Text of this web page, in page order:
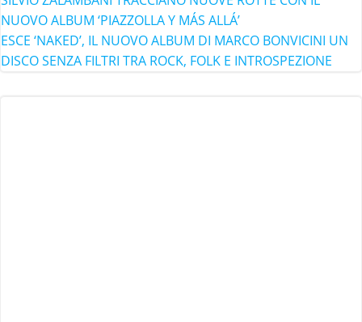
NUOVO ALBUM ‘PIAZZOLLA Y MÁS ALLÁ’
ESCE ‘NAKED’, IL NUOVO ALBUM DI MARCO BONVICINI UN
DISCO SENZA FILTRI TRA ROCK, FOLK E INTROSPEZIONE